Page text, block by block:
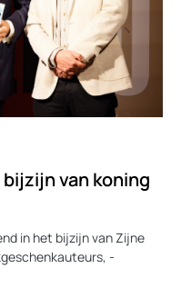
van koning
in het bijzijn van Zijne
-